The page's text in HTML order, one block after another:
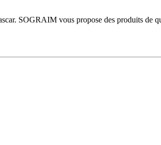
SOGRAIM vous propose des produits de